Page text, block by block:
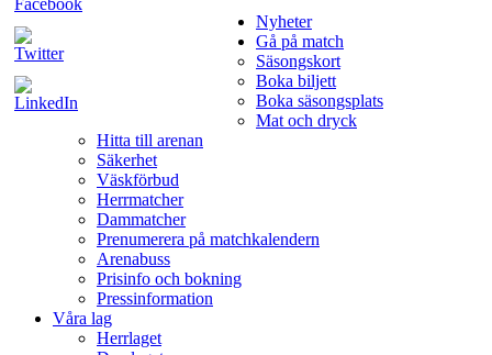
Nyheter
Gå på match
Säsongskort
Boka biljett
Boka säsongsplats
Mat och dryck
Hitta till arenan
Säkerhet
Väskförbud
Herrmatcher
Dammatcher
Prenumerera på matchkalendern
Arenabuss
Prisinfo och bokning
Pressinformation
Våra lag
Herrlaget